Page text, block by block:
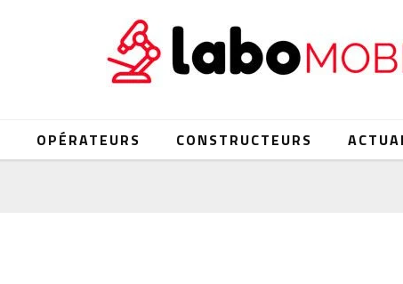
OPÉRATEURS CONSTRUCTEURS